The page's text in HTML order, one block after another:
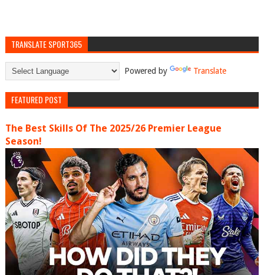
TRANSLATE SPORT365
Powered by Translate
FEATURED POST
The Best Skills Of The 2025/26 Premier League
Season!